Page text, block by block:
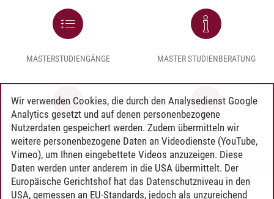
MASTERSTUDIENGÄNGE MASTER STUDIENBERATUNG
NACH DER BEWERBUNG NEWSLETTER
International Center/04.08.2026
Wir verwenden Cookies, die durch den Analysedienst Google
Analytics gesetzt und auf denen personenbezogene
Nutzerdaten gespeichert werden. Zudem übermitteln wir
weitere personenbezogene Daten an Videodienste (YouTube,
Vimeo), um Ihnen eingebettete Videos anzuzeigen. Diese
Daten werden unter anderem in die USA übermittelt. Der
Europäische Gerichtshof hat das Datenschutzniveau in den
USA, gemessen an EU-Standards, jedoch als unzureichend